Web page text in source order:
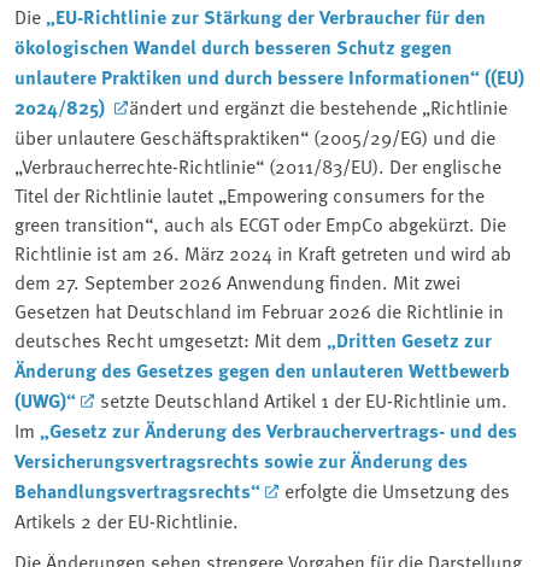
Die „EU-Richtlinie zur Stärkung der Verbraucher für den
ökologischen Wandel durch besseren Schutz gegen
unlautere Praktiken und durch bessere Informationen“ ((EU)
2024/825)
ändert und ergänzt die bestehende „Richtlinie
über unlautere Geschäftspraktiken“ (2005/29/EG) und die
„Verbraucherrechte-Richtlinie“ (2011/83/EU). Der englische
Titel der Richtlinie lautet „Empowering consumers for the
green transition“, auch als ECGT oder EmpCo abgekürzt. Die
Richtlinie ist am 26. März 2024 in Kraft getreten und wird ab
dem 27. September 2026 Anwendung finden. Mit zwei
Gesetzen hat Deutschland im Februar 2026 die Richtlinie in
deutsches Recht umgesetzt: Mit dem „Dritten Gesetz zur
Änderung des Gesetzes gegen den unlauteren Wettbewerb
(UWG)“
setzte Deutschland Artikel 1 der EU-Richtlinie um.
Im „Gesetz zur Änderung des Verbrauchervertrags- und des
Versicherungsvertragsrechts sowie zur Änderung des
Behandlungsvertragsrechts“
erfolgte die Umsetzung des
Artikels 2 der EU-Richtlinie.
Die Änderungen sehen strengere Vorgaben für die Darstellung